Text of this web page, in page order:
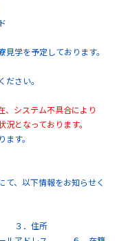
学を予定しております。
さい。
、システム不具合により
となっております。
す。
て、以下情報をお知らせく
３．住所